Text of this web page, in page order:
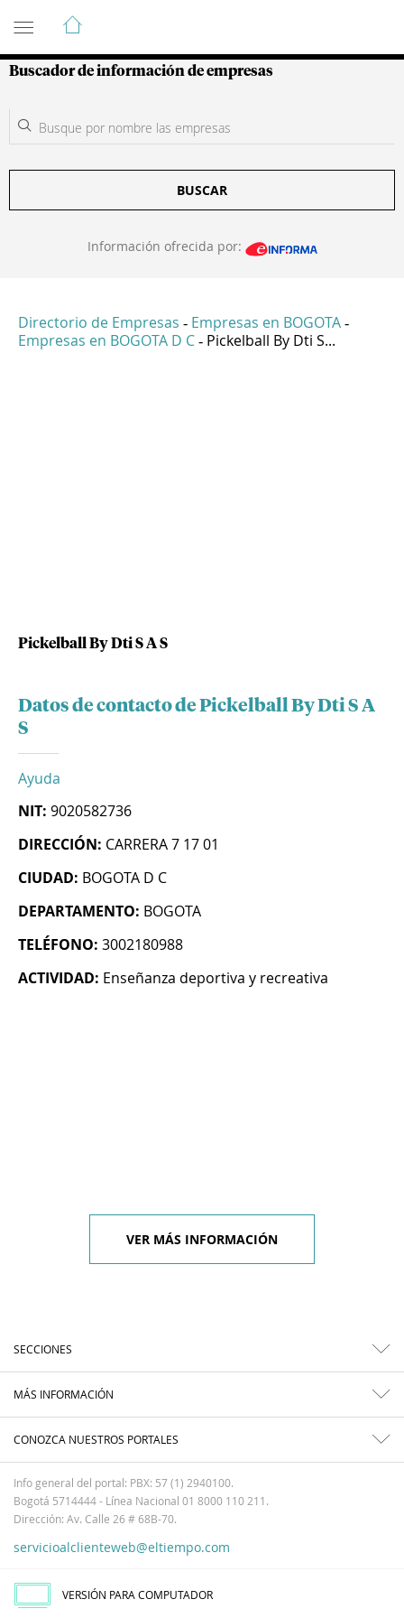
Guía de Empresas Colombianas
Buscador de información de empresas
BUSCAR
Información ofrecida por:
Directorio de Empresas - Empresas en BOGOTA -
Empresas en BOGOTA D C - Pickelball By Dti S...
Pickelball By Dti S A S
Datos de contacto de Pickelball By Dti S A
S
Ayuda
NIT: 9020582736
DIRECCIÓN: CARRERA 7 17 01
CIUDAD: BOGOTA D C
DEPARTAMENTO: BOGOTA
TELÉFONO: 3002180988
ACTIVIDAD: Enseñanza deportiva y recreativa
VER MÁS INFORMACIÓN
SECCIONES
MÁS INFORMACIÓN
CONOZCA NUESTROS PORTALES
Info general del portal: PBX: 57 (1) 2940100.
Bogotá 5714444 - Línea Nacional 01 8000 110 211.
Dirección: Av. Calle 26 # 68B-70.
servicioalclienteweb@eltiempo.com
VERSIÓN PARA COMPUTADOR